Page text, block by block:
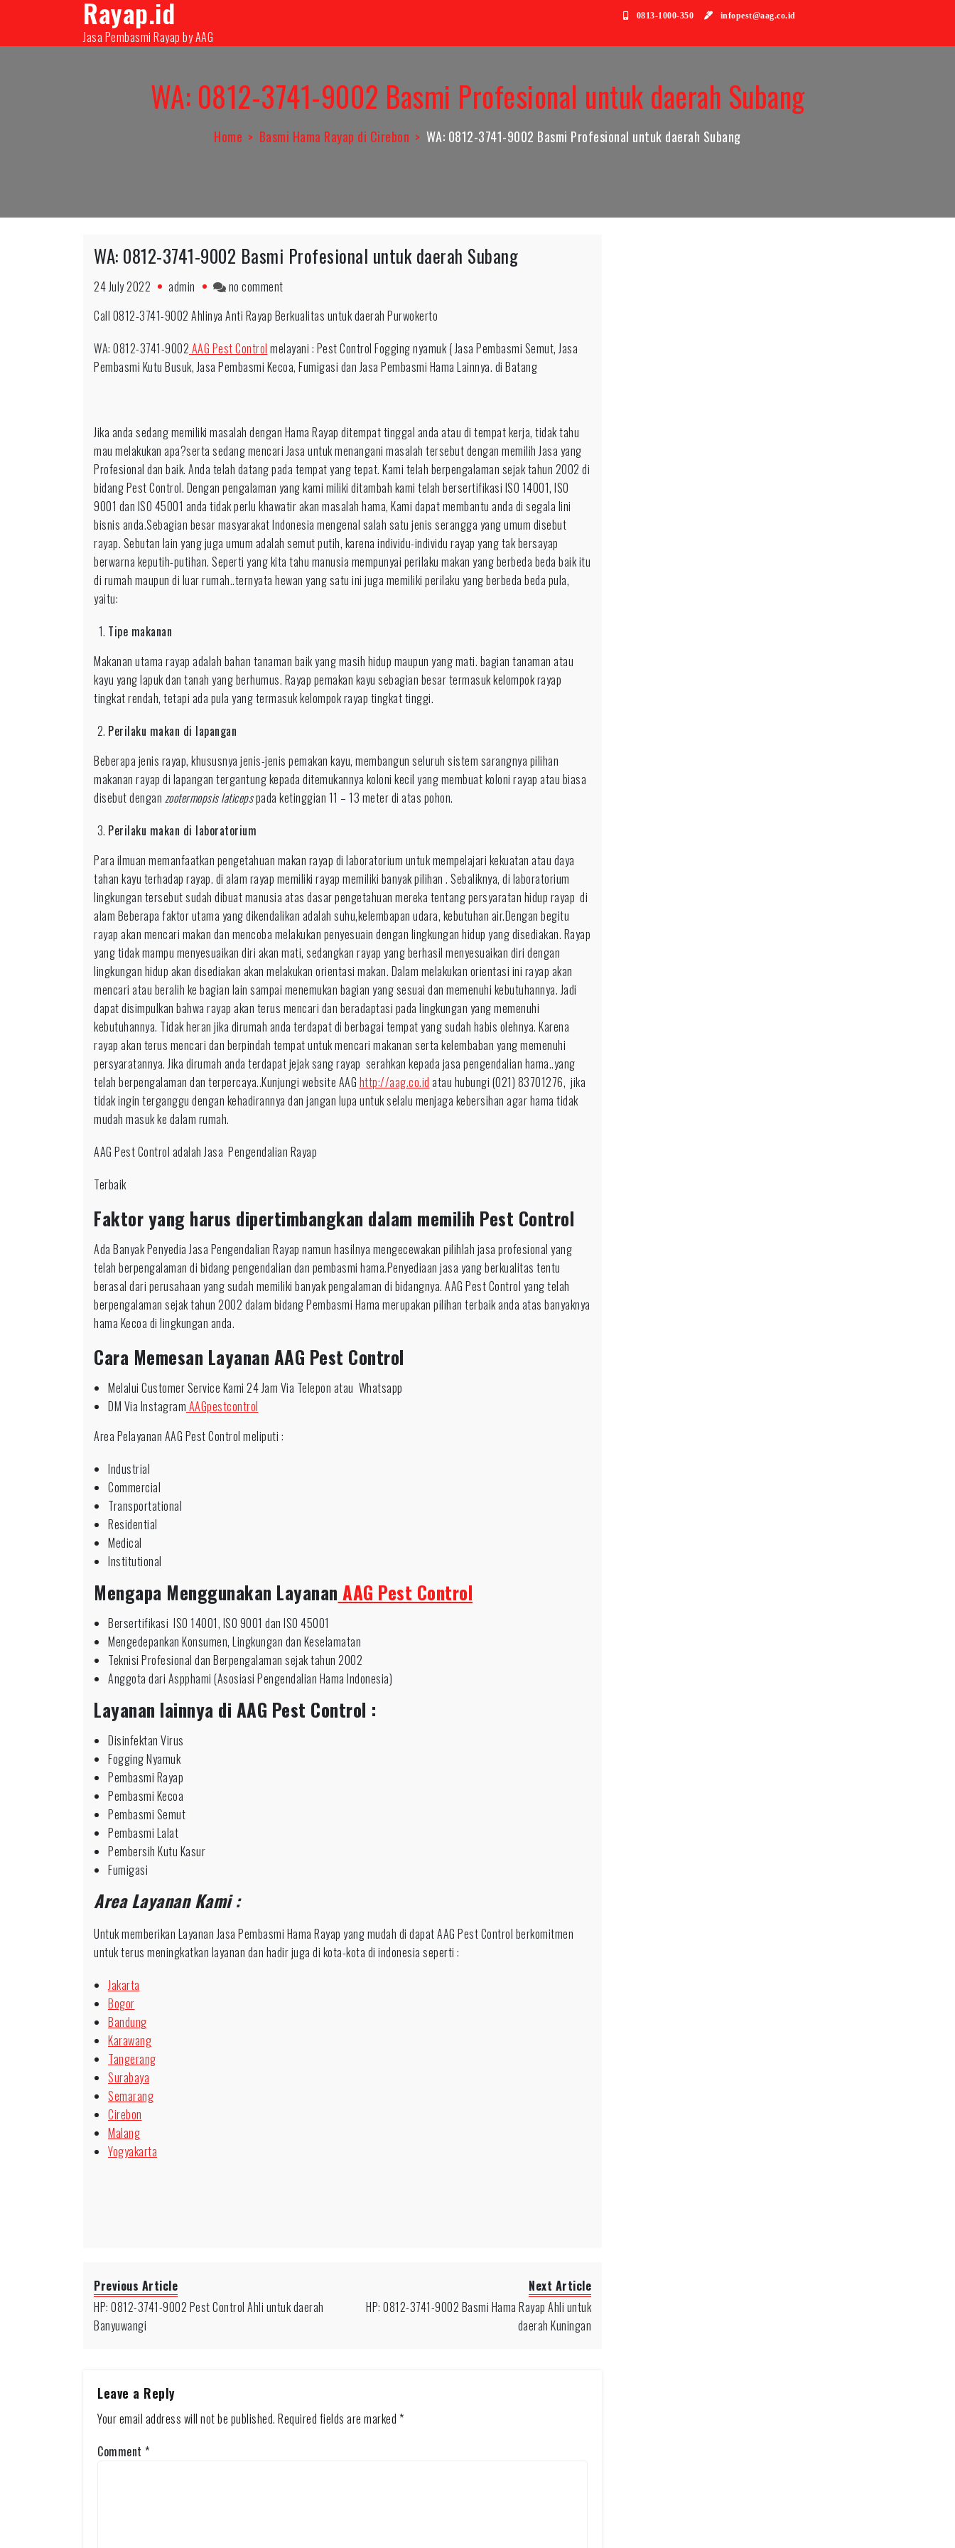
content
08131000350
Rayap.id
Jasa Pembasmi Rayap by AAG
0813-1000-350 infopest@aag.co.id
WA: 0812-3741-9002 Basmi Profesional untuk daerah Subang
Home Basmi Hama Rayap di Cirebon WA: 0812-3741-9002 Basmi Profesional untuk daerah Subang
WA: 0812-3741-9002 Basmi Profesional untuk daerah Subang
24 July 2022 admin no commenton
0812-
3741-
9002
Basmi
daerah
Subang
Call 0812-3741-9002 Ahlinya Anti Rayap Berkualitas untuk daerah Purwokerto
WA: 0812-3741-9002 AAG Pest Control melayani : Pest Control Fogging nyamuk { Jasa Pembasmi Semut, Jasa
Pembasmi Kutu Busuk, Jasa Pembasmi Kecoa, Fumigasi dan Jasa Pembasmi Hama Lainnya. di Batang
Jika anda sedang memiliki masalah dengan Hama Rayap ditempat tinggal anda atau di tempat kerja, tidak tahu
mau melakukan apa?serta sedang mencari Jasa untuk menangani masalah tersebut dengan memilih Jasa yang
Profesional dan baik. Anda telah datang pada tempat yang tepat. Kami telah berpengalaman sejak tahun 2002 di
bidang Pest Control. Dengan pengalaman yang kami miliki ditambah kami telah bersertifikasi ISO 14001, ISO
9001 dan ISO 45001 anda tidak perlu khawatir akan masalah hama, Kami dapat membantu anda di segala lini
bisnis anda.Sebagian besar masyarakat Indonesia mengenal salah satu jenis serangga yang umum disebut
rayap. Sebutan lain yang juga umum adalah semut putih, karena individu-individu rayap yang tak bersayap
berwarna keputih-putihan. Seperti yang kita tahu manusia mempunyai perilaku makan yang berbeda beda baik itu
di rumah maupun di luar rumah..ternyata hewan yang satu ini juga memiliki perilaku yang berbeda beda pula,
yaitu:
Tipe makanan
Makanan utama rayap adalah bahan tanaman baik yang masih hidup maupun yang mati. bagian tanaman atau
kayu yang lapuk dan tanah yang berhumus. Rayap pemakan kayu sebagian besar termasuk kelompok rayap
tingkat rendah, tetapi ada pula yang termasuk kelompok rayap tingkat tinggi.
Perilaku makan di lapangan
Beberapa jenis rayap, khususnya jenis-jenis pemakan kayu, membangun seluruh sistem sarangnya pilihan
makanan rayap di lapangan tergantung kepada ditemukannya koloni kecil yang membuat koloni rayap atau biasa
disebut dengan zootermopsis laticepspada ketinggian 11 – 13 meter di atas pohon.
Perilaku makan di laboratorium
Para ilmuan memanfaatkan pengetahuan makan rayap di laboratorium untuk mempelajari kekuatan atau daya
tahan kayu terhadap rayap. di alam rayap memiliki rayap memiliki banyak pilihan . Sebaliknya, di laboratorium
lingkungan tersebut sudah dibuat manusia atas dasar pengetahuan mereka tentang persyaratan hidup rayap di
alam Beberapa faktor utama yang dikendalikan adalah suhu,kelembapan udara, kebutuhan air.Dengan begitu
rayap akan mencari makan dan mencoba melakukan penyesuain dengan lingkungan hidup yang disediakan. Rayap
yang tidak mampu menyesuaikan diri akan mati, sedangkan rayap yang berhasil menyesuaikan diri dengan
lingkungan hidup akan disediakan akan melakukan orientasi makan. Dalam melakukan orientasi ini rayap akan
mencari atau beralih ke bagian lain sampai menemukan bagian yang sesuai dan memenuhi kebutuhannya. Jadi
dapat disimpulkan bahwa rayap akan terus mencari dan beradaptasi pada lingkungan yang memenuhi
kebutuhannya. Tidak heran jika dirumah anda terdapat di berbagai tempat yang sudah habis olehnya. Karena
rayap akan terus mencari dan berpindah tempat untuk mencari makanan serta kelembaban yang memenuhi
persyaratannya. Jika dirumah anda terdapat jejak sang rayap serahkan kepada jasa pengendalian hama..yang
telah berpengalaman dan terpercaya..Kunjungi website AAG http://aag.co.id atau hubungi (021) 83701276, jika
tidak ingin terganggu dengan kehadirannya dan jangan lupa untuk selalu menjaga kebersihan agar hama tidak
mudah masuk ke dalam rumah.
AAG Pest Control adalah Jasa Pengendalian Rayap
Terbaik
Faktor yang harus dipertimbangkan dalam memilih Pest Control
Ada Banyak Penyedia Jasa Pengendalian Rayap namun hasilnya mengecewakan pilihlah jasa profesional yang
telah berpengalaman di bidang pengendalian dan pembasmi hama.Penyediaan jasa yang berkualitas tentu
berasal dari perusahaan yang sudah memiliki banyak pengalaman di bidangnya. AAG Pest Control yang telah
berpengalaman sejak tahun 2002 dalam bidang Pembasmi Hama merupakan pilihan terbaik anda atas banyaknya
hama Kecoa di lingkungan anda.
Cara Memesan Layanan AAG Pest Control
Melalui Customer Service Kami 24 Jam Via Telepon atau Whatsapp
DM Via Instagram AAGpestcontrol
Area Pelayanan AAG Pest Control meliputi :
Industrial
Commercial
Transportational
Residential
Medical
Institutional
Mengapa Menggunakan Layanan AAG Pest Control
Bersertifikasi ISO 14001, ISO 9001 dan ISO 45001
Mengedepankan Konsumen, Lingkungan dan Keselamatan
Teknisi Profesional dan Berpengalaman sejak tahun 2002
Anggota dari Aspphami (Asosiasi Pengendalian Hama Indonesia)
Layanan lainnya di AAG Pest Control :
Disinfektan Virus
Fogging Nyamuk
Pembasmi Rayap
Pembasmi Kecoa
Pembasmi Semut
Pembasmi Lalat
Pembersih Kutu Kasur
Fumigasi
Area Layanan Kami :
Untuk memberikan Layanan Jasa Pembasmi Hama Rayap yang mudah di dapat AAG Pest Control berkomitmen
untuk terus meningkatkan layanan dan hadir juga di kota-kota di indonesia seperti :
Jakarta
Bogor
Bandung
Karawang
Tangerang
Surabaya
Semarang
Cirebon
Malang
Yogyakarta
Previous Article
HP: 0812-3741-9002 Pest Control Ahli untuk daerah
Banyuwangi
Next Article
HP: 0812-3741-9002 Basmi Hama Rayap Ahli untuk
daerah Kuningan
Leave a Reply
Your email address will not be published. Required fields are marked *
Comment *